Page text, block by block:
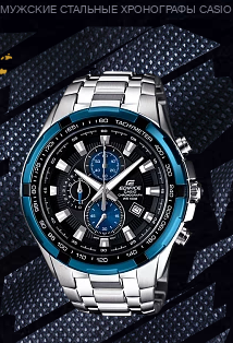
МУЖСКИЕ СТАЛЬНЫЕ ХРОНОГРАФЫ CASIO